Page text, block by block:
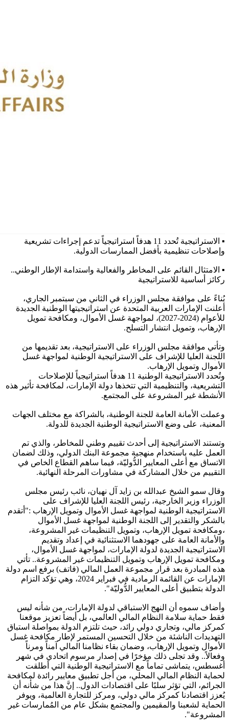
▪ الاستراتيجية تُحدد 11 هدفاً استراتيجياً تدعم إجراءات تشريعية
وإصلاحات تنظيمية بأفضل الممارسات الدولية.
▪ الامتثال القائم على المخاطر والفعالية واستدامة الإطار الوطني..
ركائز أساسية للاستراتيجية
بُناءً على موافقة مجلس الوزراء في الثاني من سبتمبر الجاري،
أعلنت الإمارات العربية المتحدة عن استراتيجيتها الوطنية الجديدة
للأعوام (2024-2027)، لمواجهة غسل الأموال، ومكافحة تمويل
الإرهاب، وتمويل انتشار التسلح.
وتأتي موافقة مجلس الوزراء على الاستراتيجية، بعد تقديمها من
اللجنة العليا للإشراف على الاستراتيجية الوطنية لمواجهة غسل
الأموال وتمويل الإرهاب.
وتُحدد الاستراتيجية الوطنية 11 هدفاً استراتيجياً للإصلاحات
التشريعية، والتنظيمية التي تتخذها دولة الإمارات، لمكافحة تأثير هذه
الأنشطة غير المشروعة على المجتمع.
وعملت الأمانة العامة للجنة الوطنية، بالشراكة مع مختلف الجهات
المعنية، على وضع الاستراتيجية الوطنية الجديدة للدولة.
وتستند الاستراتيجية إلى أحدث تقييم وطني للمخاطر، والذي تم
العمل عليه باستخدام منهجية مجموعة البنك الدولي، وذلك لضمان
الاتساق مع أعلى المعايير الدُّوليّة، فيما ساهم القطاع الخاص في
التقييم من خلال المشاركة في مشاورات المرحلة النهائية.
وقال سمو الشيخ عبدالله بن زايد آل نهيان، نائب رئيس مجلس
الوزراء وزير الخارجية، رئيس اللجنة العليا للإشراف على
الاستراتيجية الوطنية لمواجهة غسل الأموال وتمويل الإرهاب :"أتقدم
بالشكر والتقدير إلى اللجنة الوطنية لمواجهة غسل الأموال
،ومكافحة تمويل الإرهاب، وتمويل التنظيمات غير المشروعة،
والأمانة العامة على جهودهما الاستثنائية في إعداد وتقديم
الاستراتيجية الجديدة لدولة الإمارات، لمواجهة غسل الأموال،
ومكافحة تمويل الإرهاب وتمويل التنظيمات غير المشروعة.. تأتي
هذه المبادرة بعد قرار مجموعة العمل المالي (فاتف) برفع اسم دولة
الإمارات عن القائمة الرمادية في فبراير 2024، وهي تؤكد التزام
الدولة بتطبيق أعلى المعايير الدُّوليّة".
وأضاف سموه أن النهج الاستباقي لدولة الإمارات، من شأنه ليس
فقط حماية سلامة النظام المالي العالمي، بل أيضاً تعزيز موقعنا
كمركز مالي، وتجاري دولي رائد، حيث تلتزم الدولة بمواصلة استباق
التهديدات الناشئة من خلال التحسين المستمر لإطار مكافحة غسل
الأموال وتمويل الإرهاب، وضمان بقاء نظامنا المالي آمناً ومرناً
وفعالاً.. وقد تجلى ذلك مؤخرًا في إصدار مرسوم اتحادي في شهر
أغسطس، يتماشى تماماً مع الاستراتيجية الوطنية التي أطلقت
لحماية النظام المالي المحلي، من أجل تطبيق معايير رائدة لمكافحة
الجرائم، التي تؤثر سلبًا على اقتصادات الدول.. إنَّ هذا من شأنه أن
يُعزز اقتصادنا كمركز مالي دولي، ومركز للتجارة العالمية، ويوفر
الحماية لشعبنا والمقيمين والمجتمع بشكل عام من المُمارسات غير
المشروعة".